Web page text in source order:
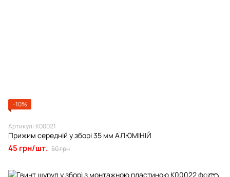
−10%
Артикул: К00021
Прижим середній у зборі 35 мм АЛЮМІНІЙ
45 грн/шт. 50 грн